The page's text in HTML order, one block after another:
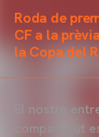
Roda de
CF a la
la Copa del
El nostre
comparegut